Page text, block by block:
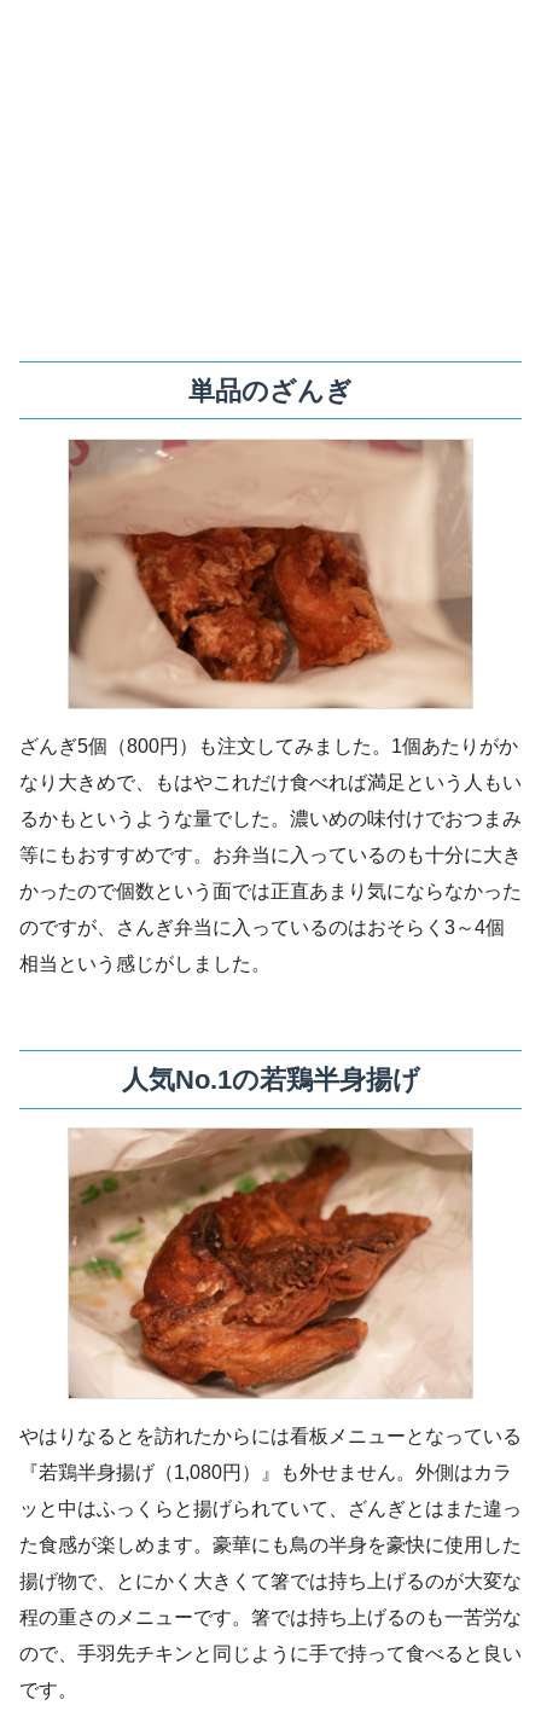
単品のざんぎ
ざんぎ5個（800円）も注文してみました。1個あたりがか
なり大きめで、もはやこれだけ食べれば満足という人もい
るかもというような量でした。濃いめの味付けでおつまみ
等にもおすすめです。お弁当に入っているのも十分に大き
かったので個数という面では正直あまり気にならなかった
のですが、さんぎ弁当に入っているのはおそらく3～4個
相当という感じがしました。
人気No.1の若鶏半身揚げ
やはりなるとを訪れたからには看板メニューとなっている
『若鶏半身揚げ（1,080円）』も外せません。外側はカラ
ッと中はふっくらと揚げられていて、ざんぎとはまた違っ
た食感が楽しめます。豪華にも鳥の半身を豪快に使用した
揚げ物で、とにかく大きくて箸では持ち上げるのが大変な
程の重さのメニューです。箸では持ち上げるのも一苦労な
ので、手羽先チキンと同じように手で持って食べると良い
です。